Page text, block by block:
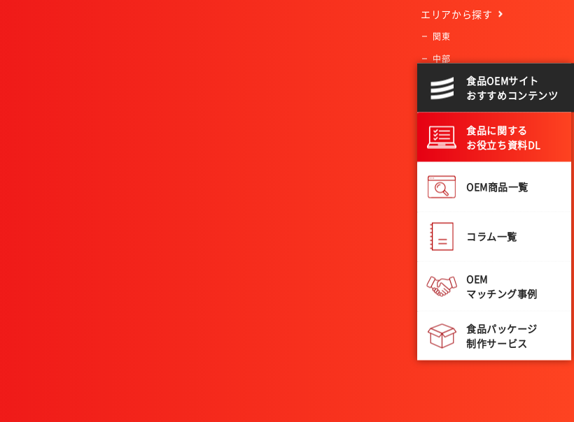
食品OEMサイト
おすすめコンテンツ
食品に関する
お役立ち資料DL
OEM商品一覧
コラム一覧
OEM
マッチング事例
食品パッケージ
制作サービス
エリアから探す
関東
中部
近畿
中国
四国
九州・沖縄
東北